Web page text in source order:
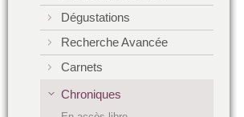
Dégustations
Recherche Avancée
Carnets
Chroniques